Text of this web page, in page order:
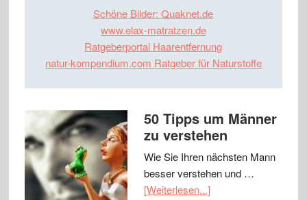
Schöne Bilder: Quaknet.de
www.elax-matratzen.de
Ratgeberportal Haarentfernung
natur-kompendium.com Ratgeber für Naturstoffe
50 Tipps um Männer
zu verstehen
Wie Sie Ihren nächsten Mann
besser verstehen und …
[Weiterlesen...]